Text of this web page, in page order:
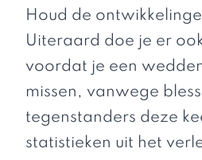
Houd de
Uiteraard doe je er
voordat je een
missen, vanwege
tegenstanders deze
statistieken uit het